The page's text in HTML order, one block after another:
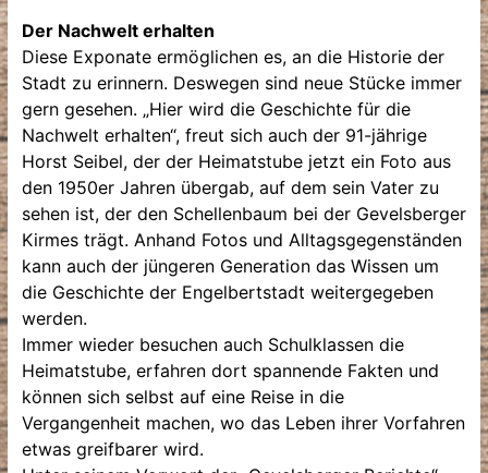
Der Nachwelt erhalten
Diese Exponate ermöglichen es, an die Historie der
Stadt zu erinnern. Deswegen sind neue Stücke immer
gern gesehen. „Hier wird die Geschichte für die
Nachwelt erhalten“, freut sich auch der 91-jährige
Horst Seibel, der der Heimatstube jetzt ein Foto aus
den 1950er Jahren übergab, auf dem sein Vater zu
sehen ist, der den Schellenbaum bei der Gevelsberger
Kirmes trägt. Anhand Fotos und Alltagsgegenständen
kann auch der jüngeren Generation das Wissen um
die Geschichte der Engelbertstadt weitergegeben
werden.
Immer wieder besuchen auch Schulklassen die
Heimatstube, erfahren dort spannende Fakten und
können sich selbst auf eine Reise in die
Vergangenheit machen, wo das Leben ihrer Vorfahren
etwas greifbarer wird.